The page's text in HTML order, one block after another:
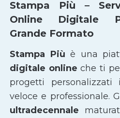
Stampa Più –
Online Digitale
Grande Formato
Stampa Più è una
digitale online che ti
progetti personalizzati
veloce e professionale.
ultradecennale